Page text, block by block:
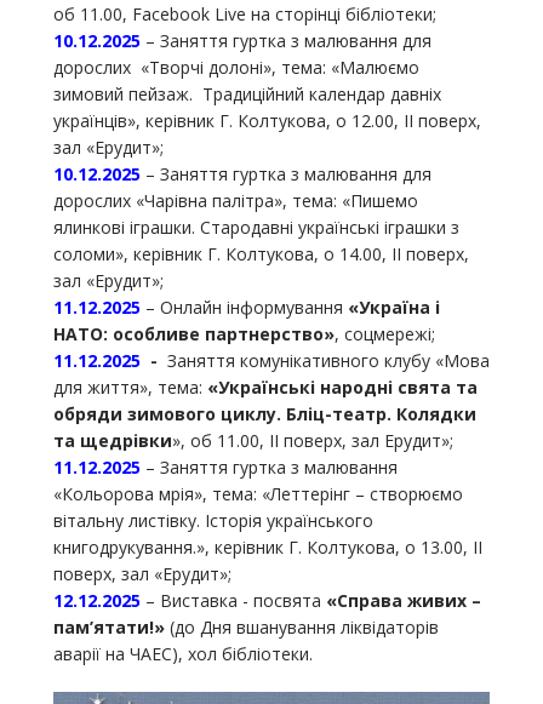
об 11.00, Facebook Live на сторінці бібліотеки;
10.12.2025 – Заняття гуртка з малювання для
дорослих «Творчі долоні», тема: «Малюємо
зимовий пейзаж. Традиційний календар давніх
українців», керівник Г. Колтукова, о 12.00, ІІ поверх,
зал «Ерудит»;
10.12.2025 – Заняття гуртка з малювання для
дорослих «Чарівна палітра», тема: «Пишемо
ялинкові іграшки. Стародавні українські іграшки з
соломи», керівник Г. Колтукова, о 14.00, ІІ поверх,
зал «Ерудит»;
11.12.2025 – Онлайн інформування «Україна і
НАТО: особливе партнерство», соцмережі;
11.12.2025 - Заняття комунікативного клубу «Мова
для життя», тема: «Українські народні свята та
обряди зимового циклу. Бліц-театр. Колядки
та щедрівки», об 11.00, ІІ поверх, зал Ерудит»;
11.12.2025 – Заняття гуртка з малювання
«Кольорова мрія», тема: «Леттерінг – створюємо
вітальну листівку. Історія українського
книгодрукування.», керівник Г. Колтукова, о 13.00, ІІ
поверх, зал «Ерудит»;
12.12.2025 – Виставка - посвята «Справа живих –
пам’ятати!» (до Дня вшанування ліквідаторів
аварії на ЧАЕС), хол бібліотеки.